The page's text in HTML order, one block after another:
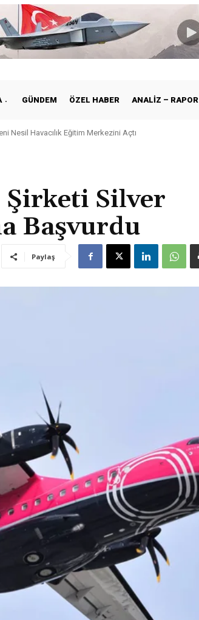
GÜNDEM ÖZEL HABER ANALIZ – RAPOR
Nesil Havacılık Eğitim Merkezini Açtı
Hava Ulaştırmasında Yeni Dönem
Şirketi Silver
Başvurdu
Paylaş